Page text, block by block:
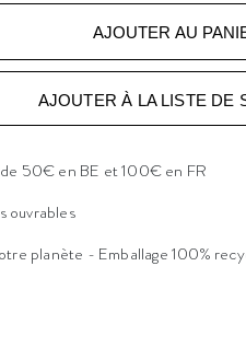
AJOUTER À LA LISTE DE
50€ en BE et 100€ en FR
ouvrables
planète - Emballage 100%